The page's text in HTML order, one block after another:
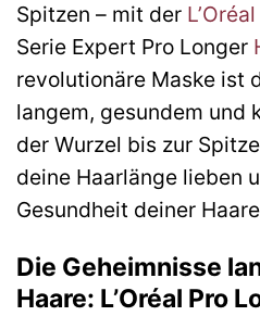
Spitzen – mit der
Serie Expert Pro Longer
revolutionäre Maske ist
langem, gesundem und
der Wurzel bis zur
deine Haarlänge lieben
Gesundheit deiner
Die Geheimnisse
Haare: L’Oréal Pro